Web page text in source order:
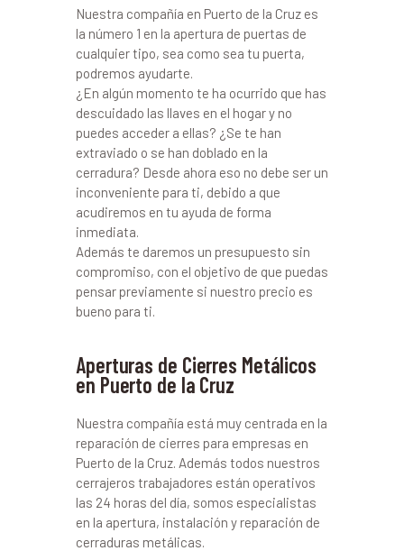
Nuestra compañía en Puerto de la Cruz es
la número 1 en la apertura de puertas de
cualquier tipo, sea como sea tu puerta,
podremos ayudarte.
¿En algún momento te ha ocurrido que has
descuidado las llaves en el hogar y no
puedes acceder a ellas? ¿Se te han
extraviado o se han doblado en la
cerradura? Desde ahora eso no debe ser un
inconveniente para ti, debido a que
acudiremos en tu ayuda de forma
inmediata.
Además te daremos un presupuesto sin
compromiso, con el objetivo de que puedas
pensar previamente si nuestro precio es
bueno para ti.
Aperturas de Cierres Metálicos
en Puerto de la Cruz
Nuestra compañía está muy centrada en la
reparación de cierres para empresas en
Puerto de la Cruz. Además todos nuestros
cerrajeros trabajadores están operativos
las 24 horas del día, somos especialistas
en la apertura, instalación y reparación de
cerraduras metálicas.